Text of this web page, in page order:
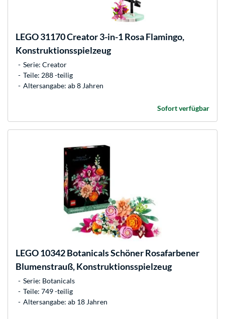
LEGO31170 Creator 3-in-1 Rosa Flamingo,
Konstruktionsspielzeug
Serie: Creator
Teile: 288 -teilig
Altersangabe: ab 8 Jahren
Sofort verfügbar
LEGO10342 Botanicals Schöner Rosafarbener
Blumenstrauß, Konstruktionsspielzeug
Serie: Botanicals
Teile: 749 -teilig
Altersangabe: ab 18 Jahren